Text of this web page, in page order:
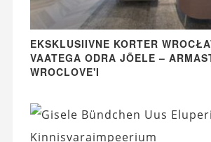
EKSKLUSIIVNE KORTER
VAATEGA ODRA JÕELE –
WROCLOVE'I